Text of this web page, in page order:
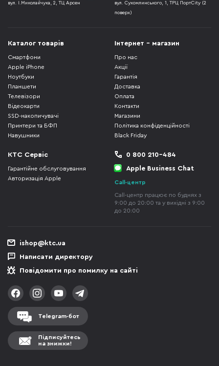
вул. І.Миколайчука, 2, ТЦ Арсен
вул. Сухомлинського, 1, ТРЦ ПортCity (2
поверх)
Каталог товарів
Смартфони
Apple iPhone
Ноутбуки
Планшети
Телевізори
Відеокарти
SSD-накопичувачі
Принтери та БФП
Навушники
Інтернет - магазин
Про нас
Акції
Гарантія
Доставка
Оплата
Контакти
Магазини
Політика конфіденційності
Black Friday
КТС Сервіс
Гарантійне обслуговування
Авторизація Apple
0 800 210-484
Apple Business Chat
Call-центр
Call-центр працює по буднях з
9:00 до 20:00 та у вихідні з 9:00
до 20:00
ishop@ktc.ua
Написати директору
Повідомити про помилку на сайті
Telegram-бот
Підписуйтесь
на знижки!